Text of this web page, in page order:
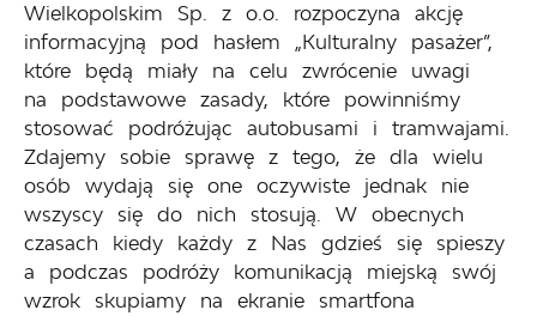
Wielkopolskim Sp. z o.o. rozpoczyna akcję
informacyjną pod hasłem „Kulturalny pasażer”,
które będą miały na celu zwrócenie uwagi
na podstawowe zasady, które powinniśmy
stosować podróżując autobusami i tramwajami.
Zdajemy sobie sprawę z tego, że dla wielu
osób wydają się one oczywiste jednak nie
wszyscy się do nich stosują. W obecnych
czasach kiedy każdy z Nas gdzieś się spieszy
a podczas podróży komunikacją miejską swój
wzrok skupiamy na ekranie smartfona